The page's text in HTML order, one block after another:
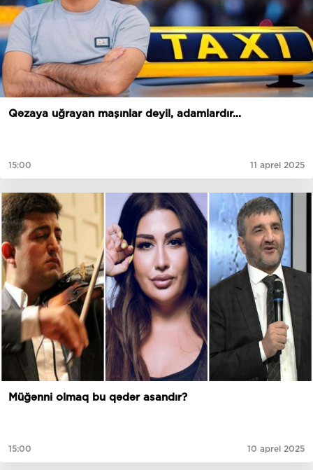
Qəzaya uğrayan maşınlar deyil, adamlardır...
15:00 11 aprel 2025
Müğənni olmaq bu qədər asandır?
15:00 10 aprel 2025